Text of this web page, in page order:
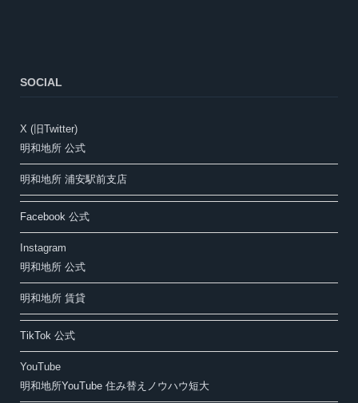
SOCIAL
X (旧Twitter)
明和地所 公式
明和地所 浦安駅前支店
Facebook 公式
Instagram
明和地所 公式
明和地所 賃貸
TikTok 公式
YouTube
明和地所YouTube 住み替えノウハウ短大